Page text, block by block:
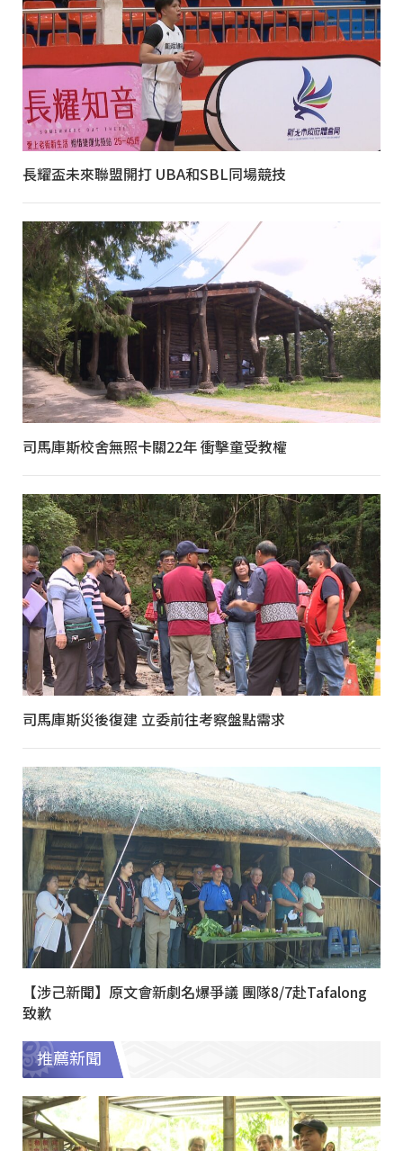
長耀盃未來聯盟開打 UBA和SBL同場競技
司馬庫斯校舍無照卡關22年 衝擊童受教權
司馬庫斯災後復建 立委前往考察盤點需求
【涉己新聞】原文會新劇名爆爭議 團隊8/7赴Tafalong
致歉
推薦新聞